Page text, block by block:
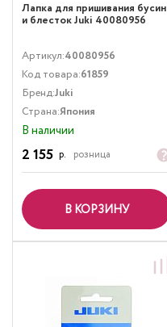
Лапка для пришивания бусин
и блесток Juki 40080956
Артикул:40080956
Код товара:61859
Бренд:Juki
Страна:Япония
В наличии
2 155 р. розница
В КОРЗИНУ